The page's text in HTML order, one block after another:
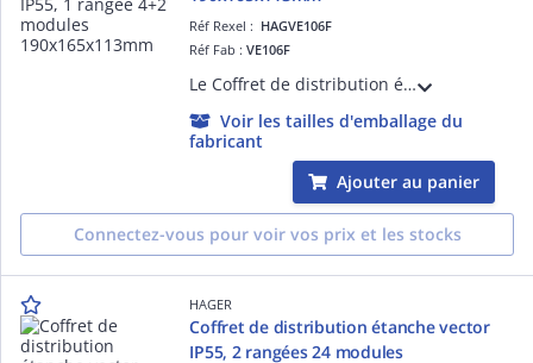
Réf Rexel : HAGVE106F
Réf Fab :VE106F
Le Coffret de distribution étanche vector Hager, avec sa rangée de 4+2 modules, est idéal pour les installations en saillie, IP55 ou IP65. Ce coffret offre une solution fiable et durable pour la distribution électrique.
Voir les tailles d'emballage du
fabricant
Ajouter au panier
Connectez-vous pour voir vos prix et les stocks
HAGER
Coffret de distribution étanche vector
IP55, 2 rangées 24 modules